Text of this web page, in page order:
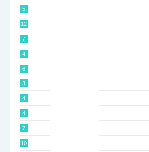
5
12
7
4
6
3
4
4
7
10